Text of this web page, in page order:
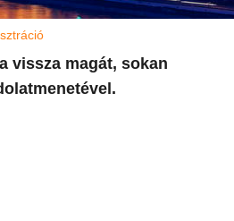
vissza magát, sokan